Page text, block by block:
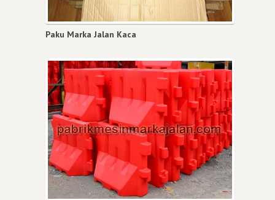
Paku Marka Jalan Kaca